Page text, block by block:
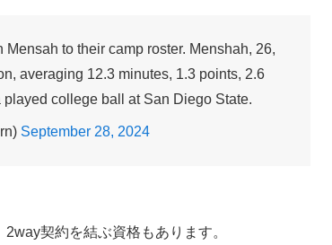
to their camp roster. Menshah, 26,
averaging 12.3 minutes, 1.3 points, 2.6
college ball at San Diego State.
September 28, 2024
契約を結ぶ資格もあります。